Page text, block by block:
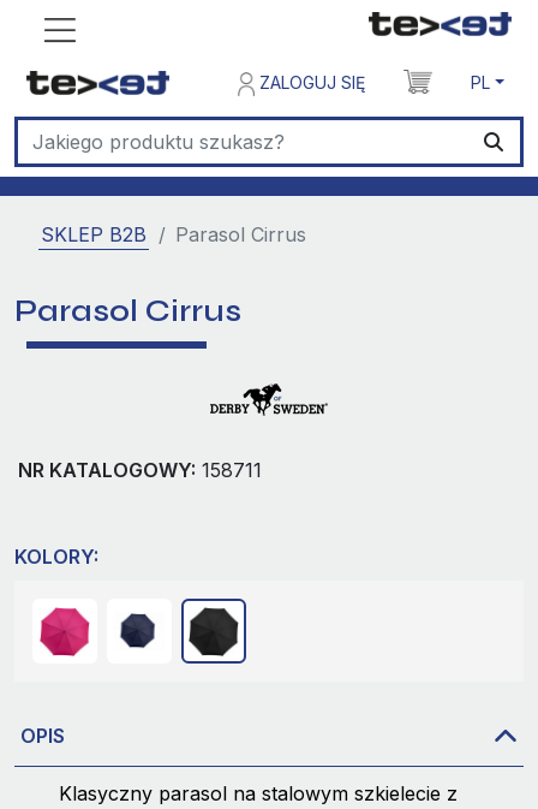
ZALOGUJ SIĘ PL
SKLEP B2B Parasol Cirrus
Parasol Cirrus
NR KATALOGOWY: 158711
KOLORY:
OPIS
Klasyczny parasol na stalowym szkielecie z